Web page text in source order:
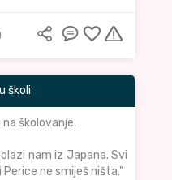
školi
školovanje.
nam iz Japana. Svi
ne smiješ ništa."